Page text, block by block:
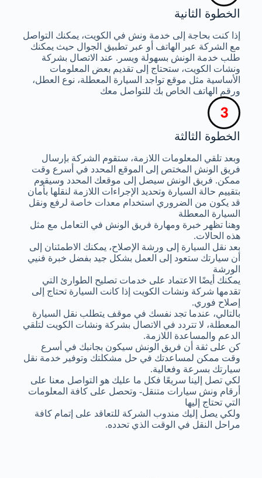
الخطوة الثانية
إذا كنت بحاجة إلى خدمة ونش في الكويت، يمكنك التواصل
مع الشركة عبر الهاتف أو عبر تطبيق الجوال حيث يمكنك
طلب خدمة الونش بسهولة ويسر. عند الاتصال بشركة
ونشات الكويت، ستحتاج إلى تقديم بعض المعلومات
الأساسية مثل موقع تواجد السيارة المعطلة، نوع العطل،
ورقم الهاتف الخاص بك للتواصل معك
الخطوة الثالثة
وبعد تلقي المعلومات اللازمة، ستقوم الشركة بإرسال
فريق الونش المختص إلى الموقع المحدد في أسرع وقت
ممكن. فريق الونش سيصل إلى موقعك المحدد وسيقوم
بتقييم حالة السيارة وتحديد الإجراءات اللازمة لنقلها بأمان
قد يكون من الضروري استخدام معدات خاصة لرفع ونقل
السيارة المعطلة
وهنا تظهر خبرة ومهارة فريق الونش في التعامل مع مثل
هذه الحالات.
بعد نقل السيارة إلى ورشة الإصلاح، يمكنك الاطمئنان إلى
أن سيارتك ستعود إلى العمل بشكل جيد بفضل خبرة فنيي
الورشة
يمكنك أيضًا الاعتماد على خدمات تصليح الطوارئ التي
تقدمها شركة ونشات الكويت إذا كانت السيارة تحتاج إلى
إصلاح فوري.
بالتالي، عندما تجد نفسك في موقف يتطلب نقل السيارة
المعطلة، لا تتردد في الاتصال بشركة ونشات الكويت لتلقي
الدعم والمساعدة اللازمة.
كن على ثقة أن فريق الونش سيكون بجانبك في أسرع
وقت ممكن لمساعدتك في حل مشكلتك وتوفير خدمة نقل
سيارتك بسرعة وفعالية.
لكي تصل إلينا سريعًا فكل ما عليك هو التواصل معنا على
أرقام ونش سيارات متنقل- وتحصل على كافة المعلومات
التي تحتاج إليها
ولكي يصل إليك مندوب الشركة للتعاقد على إتمام كافة
مراحل النقل في الوقت الذي تحدده.